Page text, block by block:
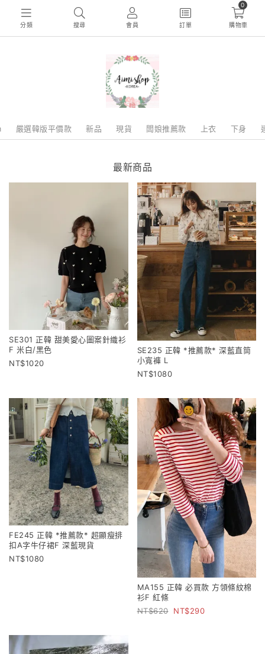
分類 搜尋 會員 訂單
0
購物車
嚴選韓版平價款 新品 現貨 闆娘推薦款 上衣 下身
最新商品
SE301 正韓 甜美愛心圖案針織衫
F 米白/黑色
1020
SE235 正韓 *推薦款* 深藍直筒
小寬褲 L
1080
FE245 正韓 *推薦款* 超顯瘦排
扣A字牛仔裙F 深藍現貨
1080
MA155 正韓 必買款 方領條紋棉
衫F 紅條
620
290